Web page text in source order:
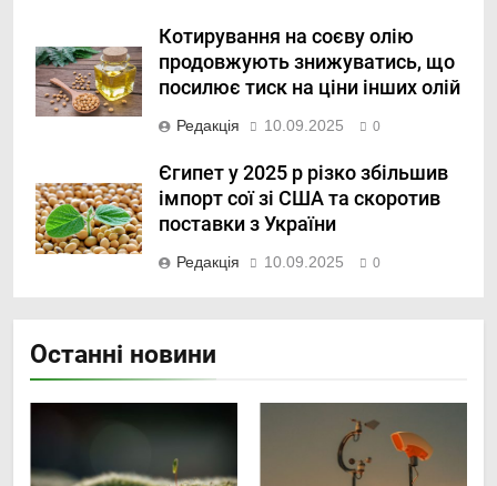
Котирування на соєву олію
продовжують знижуватись, що
посилює тиск на ціни інших олій
Редакція 10.09.2025 0
Єгипет у 2025 р різко збільшив
імпорт сої зі США та скоротив
поставки з України
Редакція 10.09.2025 0
Останні новини